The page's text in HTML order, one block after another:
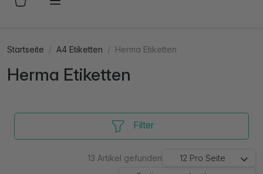
Startseite A4 Etiketten Herma Etiketten
Herma Etiketten
Filter
13 Artikel gefunden 12 Pro Seite